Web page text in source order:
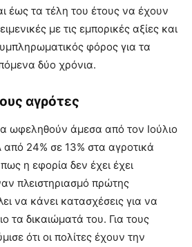
έως τα τέλη του έτους να έχουν
με τις εμπορικές αξίες και
φόρος για τα
δύο χρόνια.
αγρότες
ωφεληθούν άμεσα από τον Ιούλιο
24% σε 13% στα αγροτικά
η εφορία δεν έχει έχει
πλειστηριασμό πρώτης
να κάνει κατασχέσεις για να
τα δικαιώματά του. Για τους
ότι οι πολίτες έχουν την